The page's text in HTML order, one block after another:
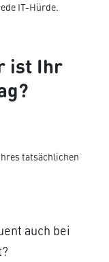
IT-Hürde.
ist Ihr
tatsächlichen
auch bei